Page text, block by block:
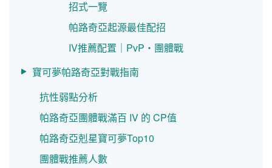
招式一覽
帕路奇亞起源最佳配招
IV推薦配置｜PvP・團體戰
寶可夢帕路奇亞對戰指南
抗性弱點分析
帕路奇亞團體戰滿百 IV 的 CP值
帕路奇亞剋星寶可夢Top10
團體戰推薦人數